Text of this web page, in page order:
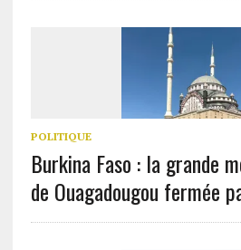
POLITIQUE
Burkina Faso : la grande
de Ouagadougou fermée